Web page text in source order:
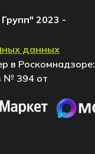
2023 -
в Роскомнадзоре:
№ 394 от
данных